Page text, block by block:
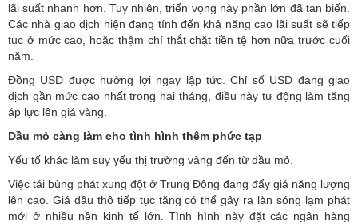
lãi suất nhanh hơn. Tuy nhiên, triển vọng này phần lớn đã tan biến.
Các nhà giao dịch hiện đang tính đến khả năng cao lãi suất sẽ tiếp
tục ở mức cao, hoặc thậm chí thắt chặt tiền tệ hơn nữa trước cuối
năm.
Đồng USD được hưởng lợi ngay lập tức. Chỉ số USD đang giao
dịch gần mức cao nhất trong hai tháng, điều này tự động làm tăng
áp lực lên giá vàng.
Dầu mỏ càng làm cho tình hình thêm phức tạp
Yếu tố khác làm suy yếu thị trường vàng đến từ dầu mỏ.
Việc tái bùng phát xung đột ở Trung Đông đang đẩy giá năng lượng
lên cao. Giá dầu thô tiếp tục tăng có thể gây ra làn sóng lạm phát
mới ở nhiều nền kinh tế lớn. Tình hình này đặt các ngân hàng